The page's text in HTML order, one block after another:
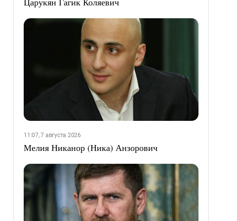
11:07, 7 августа 2026
Мелия Никанор (Ника) Анзорович